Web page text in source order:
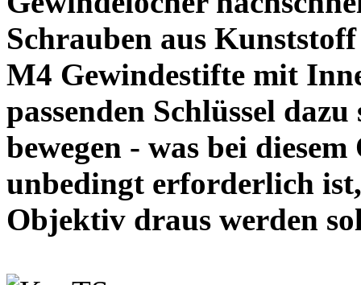
Schrauben aus
M4 Gewindestifte mit
passenden Schlüssel
bewegen - was bei
unbedingt erforderlich
Objektiv draus